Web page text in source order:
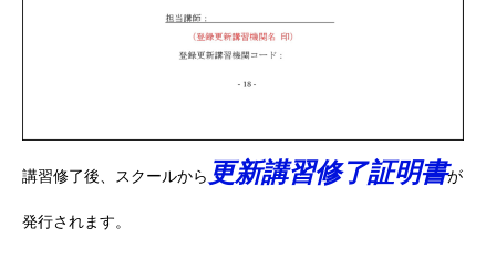
講習修了後、スクールから 更新講習修了証明書が
発行されます。